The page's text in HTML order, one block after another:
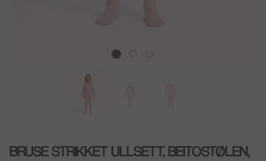
BRUSE STRIKKET ULLSETT, BEITOSTØLEN,